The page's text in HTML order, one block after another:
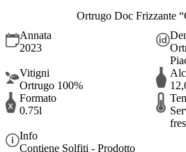
Ortrugo Doc Frizzante
Annata
2023
Vitigni
Ortrugo 100%
Formato
0.75l
Info
Contiene Solfiti - Prodotto